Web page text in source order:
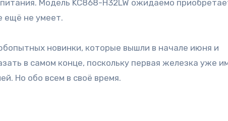
Модель KC868-H32LW ожидаемо
ещё не умеет.
новинки, которые вышли в начале июня и
в самом конце, поскольку первая железка уже
Но обо всем в своё время.